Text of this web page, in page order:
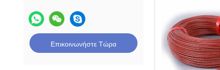
Επικοινωνήστε Τώρα